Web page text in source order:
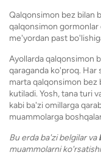
Qalqonsimon bez bilan
qalqonsimon gormonlar
me'yordan past
Ayollarda qalqonsimon
qaraganda ko'proq. Har
marta qalqonsimon bez
kutiladi. Yosh, tana turi
kabi ba'zi omillarga
muammolarga
Bu erda ba'zi belgilar va
muammolarni